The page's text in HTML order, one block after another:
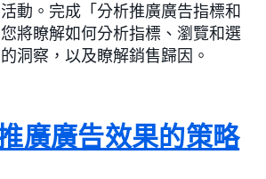
動。完成「分析推廣廣告指標和
將瞭解如何分析指標、瀏覽和選
洞察，以及瞭解銷售歸因。
廣廣告效果的策略